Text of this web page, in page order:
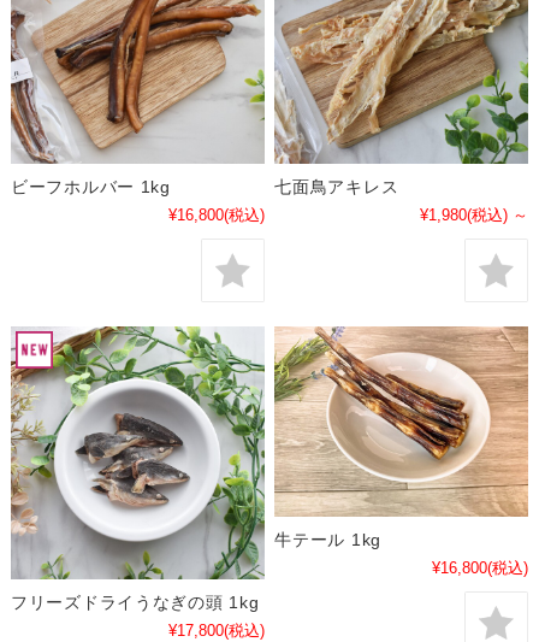
ビーフホルバー 1kg
¥16,800(税込)
七面鳥アキレス
¥1,980(税込) ～
フリーズドライうなぎの頭 1kg
¥17,800(税込)
牛テール 1kg
¥16,800(税込)